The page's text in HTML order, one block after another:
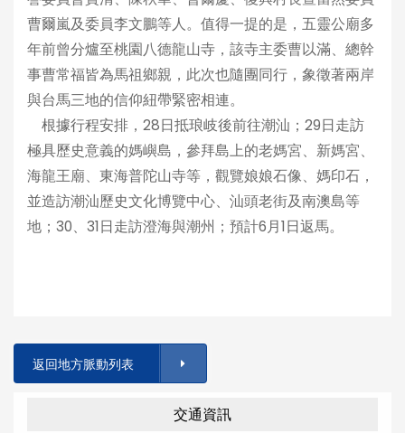
曹爾嵐及委員李文鵬等人。值得一提的是，五靈公廟多
年前曾分爐至桃園八德龍山寺，該寺主委曹以滿、總幹
事曹常福皆為馬祖鄉親，此次也隨團同行，象徵著兩岸
與台馬三地的信仰紐帶緊密相連。
根據行程安排，28日抵琅岐後前往潮汕；29日走訪
極具歷史意義的媽嶼島，參拜島上的老媽宮、新媽宮、
海龍王廟、東海普陀山寺等，觀覽娘娘石像、媽印石，
並造訪潮汕歷史文化博覽中心、汕頭老街及南澳島等
地；30、31日走訪澄海與潮州；預計6月1日返馬。
返回地方脈動列表
交通資訊